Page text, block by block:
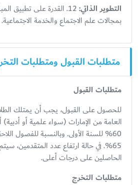
التطوير الذاتي:
12. القدرة على تطبيق
بمجالات علم الاجتماع والخدمة الاجتماعية.
متطلبات القبول ومتطلبات
متطلبات القبول
للحصول على القبول، يجب أن يمتلك
العامة من الإمارات (سواء علمية أو أدبية)
60% للسنة الأولى. وبالنسبة للفصول
65%. في حالة ارتفاع عدد المتقدمين،
الحاصلين على درجات أعلى.
متطلبات التخرج